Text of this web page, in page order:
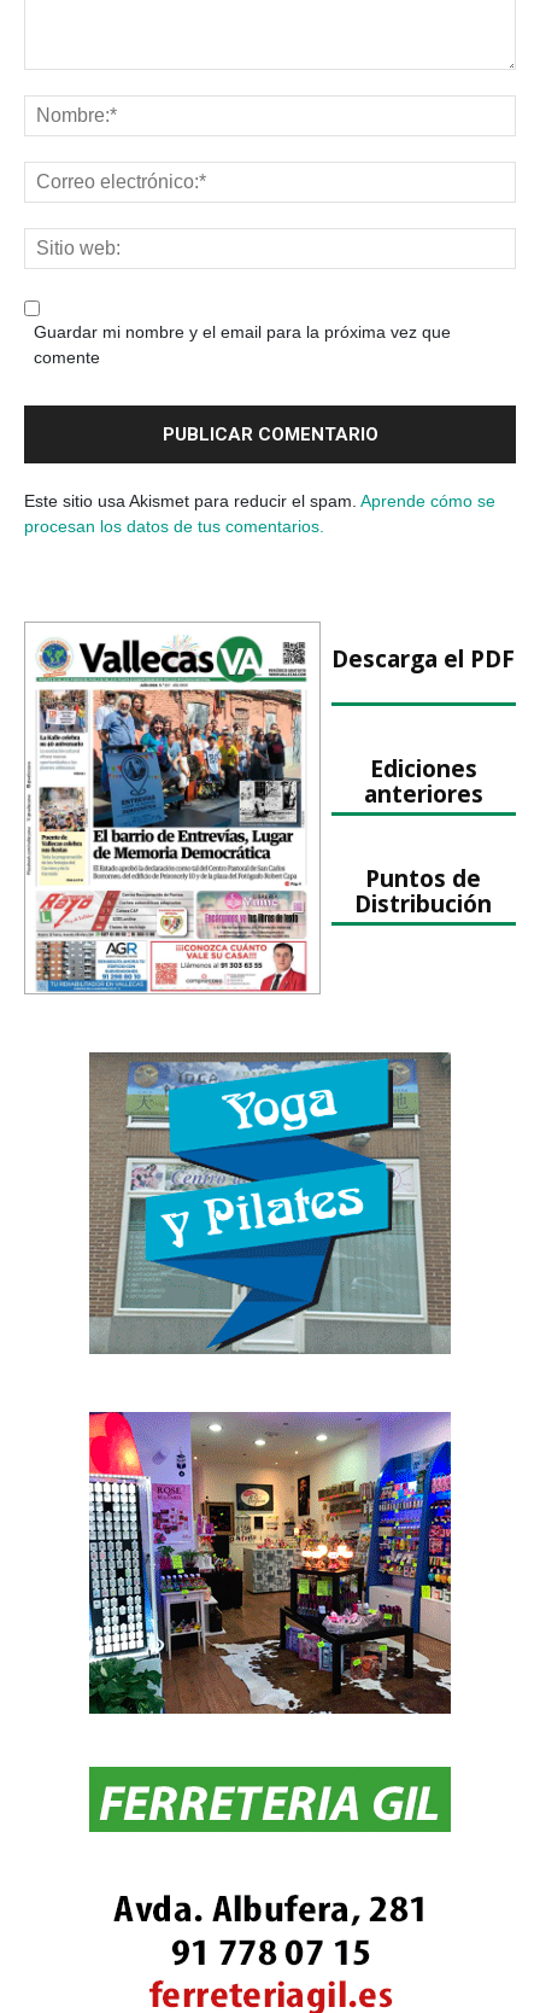
Guardar mi nombre y el email para la próxima vez que
comente
Este sitio usa Akismet para reducir el spam. Aprende cómo se
procesan los datos de tus comentarios.
Descarga el PDF
Ediciones
anteriores
Puntos de
Distribución